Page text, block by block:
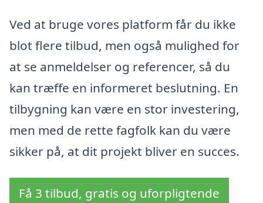
Ved at bruge vores platform får du ikke
blot flere tilbud, men også mulighed for
at se anmeldelser og referencer, så du
kan træffe en informeret beslutning. En
tilbygning kan være en stor investering,
men med de rette fagfolk kan du være
sikker på, at dit projekt bliver en succes.
Få 3 tilbud, gratis og uforpligtende